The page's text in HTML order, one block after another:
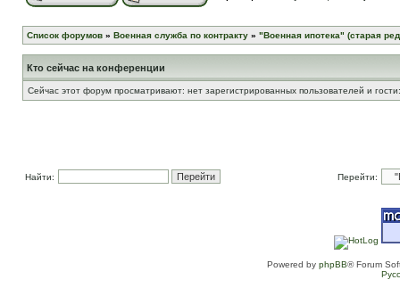
Список форумов » Военная служба по контракту » "Военная ипотека" (старая
Кто сейчас на конференции
Сейчас этот форум просматривают: нет зарегистрированных пользователей и
Найти: Перейти:
Powered by phpBB® Forum